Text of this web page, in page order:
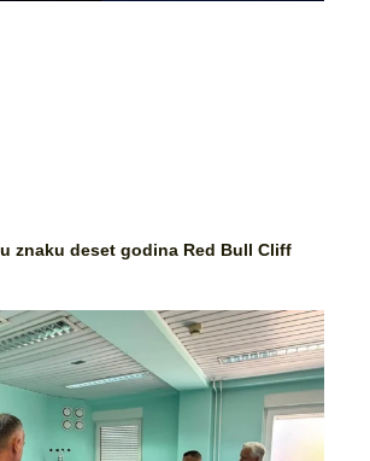
znaku deset godina Red Bull Cliff